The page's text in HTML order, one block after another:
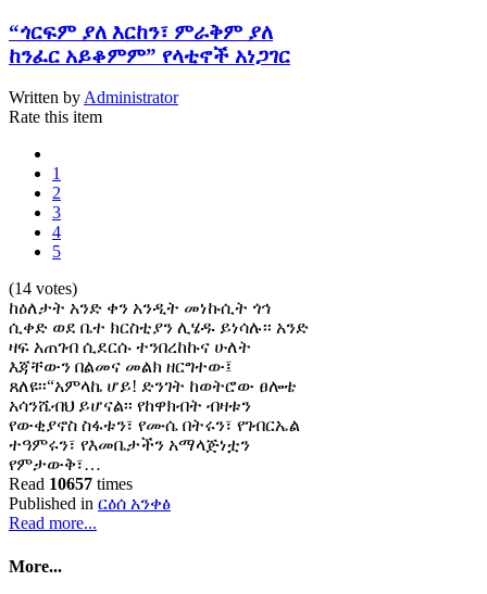
“ጎርፍም ያለ እርከን፣ ምራቅም ያለ
ከንፈር አይቆምም” የላቲኖች አነጋገር
Written byAdministrator
Rate this item
1
2
3
4
5
(14 votes)
ከዕለታት አንድ ቀን አንዲት መነኩሲት ጎኅ
ሲቀድ ወደ ቤተ ክርስቲያን ሊሄዱ ይነሳሉ፡፡ አንድ
ዛፍ አጠገብ ሲደርሱ ተንበረከኩና ሁለት
እጃቸውን በልመና መልክ ዘርግተው፤
ጸለዩ፡፡“አምላኬ ሆይ! ድንገት ከወትሮው ፀሎቴ
አሳንሼብህ ይሆናል፡፡ የከዋክብት ብዛቱን
የውቂያኖስ ስፋቱን፣ የሙሴ በትሩን፣ የገብርኤል
ተዓምሩን፣ የእመቤታችን አማላጅነቷን
የምታውቅ፣…
Read 10657 times
Published in ርዕሰ አንቀፅ
Read more...
More...